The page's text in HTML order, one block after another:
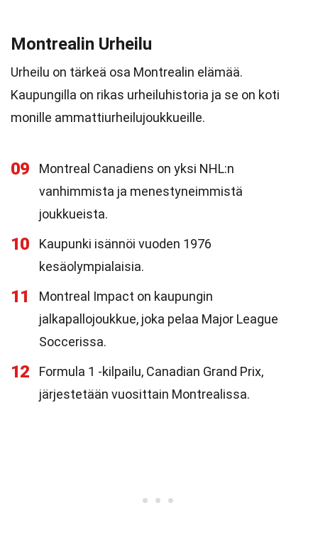
Montrealin Urheilu
Urheilu on tärkeä osa Montrealin elämää.
Kaupungilla on rikas urheiluhistoria ja se on koti
monille ammattiurheilujoukkueille.
09
Montreal Canadiens on yksi NHL:n
vanhimmista ja menestyneimmistä
joukkueista.
10
Kaupunki isännöi vuoden 1976
kesäolympialaisia.
11
Montreal Impact on kaupungin
jalkapallojoukkue, joka pelaa Major League
Soccerissa.
12
Formula 1 -kilpailu, Canadian Grand Prix,
järjestetään vuosittain Montrealissa.